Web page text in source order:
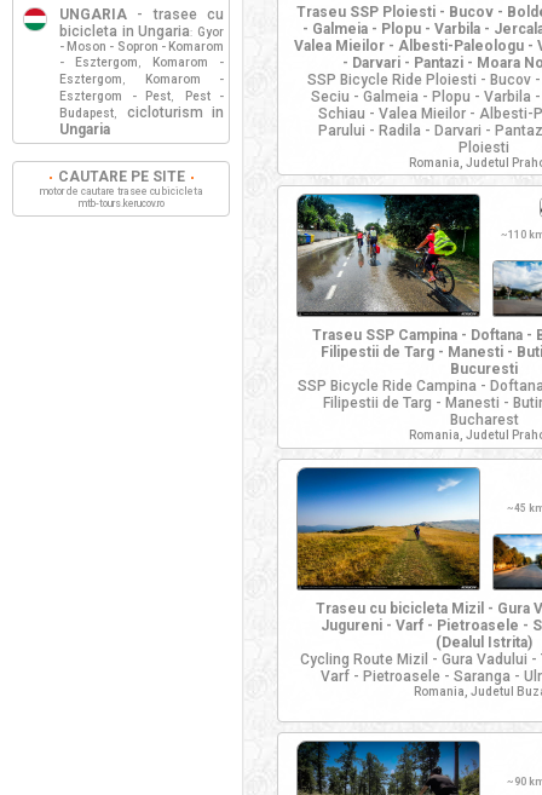
Traseu SSP Ploiesti - Bucov -
- Galmeia - Plopu - Varbila -
Valea Mieilor - Albesti-Paleologu -
- Darvari - Pantazi - Moara
SSP Bicycle Ride Ploiesti - Bucov
Seciu - Galmeia - Plopu - Varbila
Schiau - Valea Mieilor - Albesti-
Parului - Radila - Darvari -
Ploiesti
Romania, Judetul
~110
Traseu SSP Campina - Doftana -
Filipestii de Targ - Manesti -
Bucuresti
SSP Bicycle Ride Campina -
Filipestii de Targ - Manesti -
Bucharest
Romania, Judetul
~45
Traseu cu bicicleta Mizil - Gura
Jugureni - Varf - Pietroasele -
(Dealul Istrita)
Cycling Route Mizil - Gura Vadului
Varf - Pietroasele - Saranga -
Romania, Judetul
~ 90
UNGARIA - trasee cu
bicicleta in Ungaria: Gyor
- Moson - Sopron - Komarom
- Esztergom ,
Komarom -
Esztergom ,
Komarom -
Esztergom - Pest,
Pest -
Budapest,
cicloturism in
Ungaria
CAUTARE PE SITE
motor de cautare trasee cu bicicleta
mtb-tours.kerucov.ro